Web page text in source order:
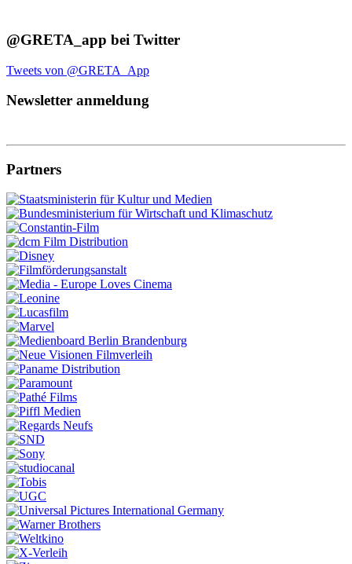
@GRETA_app bei Twitter
Tweets von @GRETA_App
Newsletter anmeldung
Partners